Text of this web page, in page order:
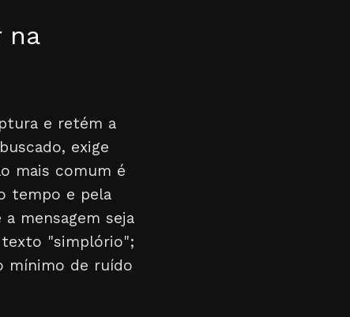
na
e retém a
exige
mais comum é
tempo e pela
mensagem seja
"simplório";
mínimo de ruído